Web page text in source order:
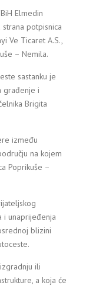
Elmedin
potpisnica
Ve Ticaret A.S.,
– Nemila.
sastanku je
građenje i
Brigita
između
na kojem
Poprikuše –
i unaprijeđenja
blizini
ili
a koja će